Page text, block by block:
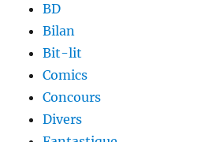
BD
Bilan
Bit-lit
Comics
Concours
Divers